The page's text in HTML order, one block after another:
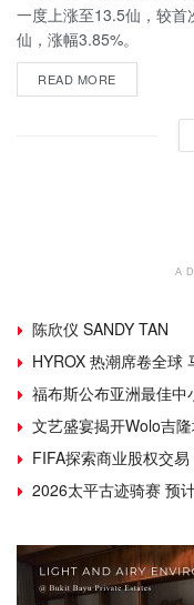
一度上涨至13.5仙，较
仙，涨幅3.85%。
READ MORE
陈欣仪 SANDY TAN
HYROX 热潮席卷全球
福布斯公布亚洲最佳中
文艺盛宴揭开Wolo吉
FIFA探索商业股权交
2026太平古迹骑赛 预